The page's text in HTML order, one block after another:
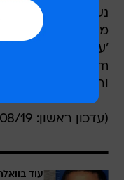
נשיא המדינה ראובן
ממלא גאווה עם
והחשובה כל כך
(עדכון ראשון: 06/08/19, 23:15)
עוד